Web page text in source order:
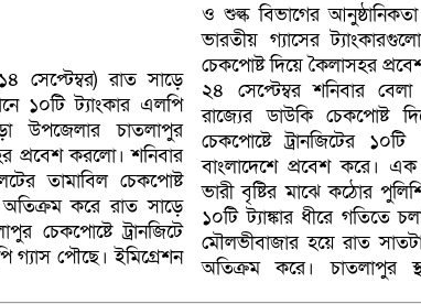
সেপ্টেম্বর) রাত সাড়ে
১০টি ট্যাংকার এলপি
উপজেলার চাতলাপুর
প্রবেশ করলো। শনিবার
তামাবিল চেকপোষ্ট
করে রাত সাড়ে
চেকপোষ্টে ট্রানজিটে
গ্যাস পৌছে। ইমিগ্রেশন
ও শুল্ক বিভাগের
ভারতীয় গ্যাসের
চেকপোষ্ট দিয়ে কৈলাসহর
২৪ সেপ্টেম্বর শনিবার
রাজ্যের ডাউকি চেকপোষ্ট
চেকপোষ্টে ট্রানজিটের
বাংলাদেশে প্রবেশ করে। এক
ভারী বৃষ্টির মাঝে কঠোর
১০টি ট্যাঙ্কার ধীরে গতিতে
মৌলভীবাজার হয়ে রাত
অতিক্রম করে। চাতলাপুর
ত্রিপুরার কৈলাসহর গেছে।
জ্বালানি তেল ও গ্যাসেসর
সরকার ভারতের অনুরোধে
এই সড়কটি ট্রানজিট হিসাবে
বিষয়গি গুরুত্বের সাথে
দ্রুত সময়ে জ্বালানি